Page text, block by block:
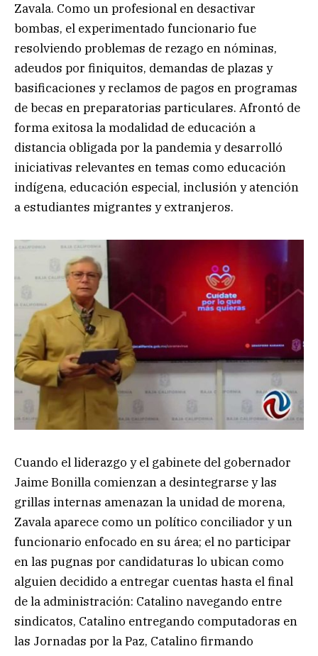
Zavala. Como un profesional en desactivar
bombas, el experimentado funcionario fue
resolviendo problemas de rezago en nóminas,
adeudos por finiquitos, demandas de plazas y
basificaciones y reclamos de pagos en programas
de becas en preparatorias particulares. Afrontó de
forma exitosa la modalidad de educación a
distancia obligada por la pandemia y desarrolló
iniciativas relevantes en temas como educación
indígena, educación especial, inclusión y atención
a estudiantes migrantes y extranjeros.
Cuando el liderazgo y el gabinete del gobernador
Jaime Bonilla comienzan a desintegrarse y las
grillas internas amenazan la unidad de morena,
Zavala aparece como un político conciliador y un
funcionario enfocado en su área; el no participar
en las pugnas por candidaturas lo ubican como
alguien decidido a entregar cuentas hasta el final
de la administración: Catalino navegando entre
sindicatos, Catalino entregando computadoras en
las Jornadas por la Paz, Catalino firmando